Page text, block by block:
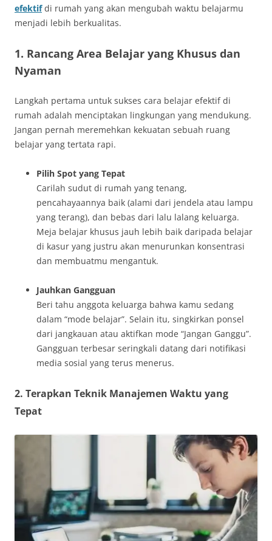
efektif di rumah yang akan mengubah waktu belajarmu
menjadi lebih berkualitas.
1. Rancang Area Belajar yang Khusus dan
Nyaman
Langkah pertama untuk sukses cara belajar efektif di
rumah adalah menciptakan lingkungan yang mendukung.
Jangan pernah meremehkan kekuatan sebuah ruang
belajar yang tertata rapi.
Pilih Spot yang Tepat
Carilah sudut di rumah yang tenang,
pencahayaannya baik (alami dari jendela atau lampu
yang terang), dan bebas dari lalu lalang keluarga.
Meja belajar khusus jauh lebih baik daripada belajar
di kasur yang justru akan menurunkan konsentrasi
dan membuatmu mengantuk.
Jauhkan Gangguan
Beri tahu anggota keluarga bahwa kamu sedang
dalam “mode belajar”. Selain itu, singkirkan ponsel
dari jangkauan atau aktifkan mode “Jangan Ganggu”.
Gangguan terbesar seringkali datang dari notifikasi
media sosial yang terus menerus.
2. Terapkan Teknik Manajemen Waktu yang
Tepat